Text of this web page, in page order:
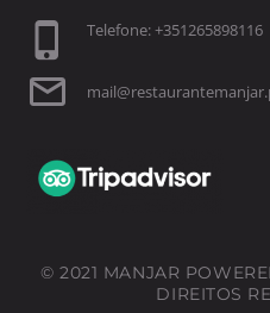
Telefone: +351265898116
© 2021 MANJAR
DIREITOS